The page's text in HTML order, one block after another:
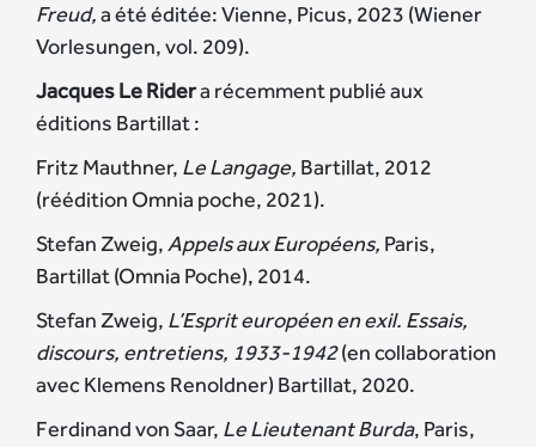
Freud,a été éditée: Vienne, Picus, 2023 (Wiener
Vorlesungen, vol. 209).
Jacques Le Ridera récemment publié aux
éditions Bartillat :
Fritz Mauthner, Le Langage, Bartillat, 2012
(réédition Omnia poche, 2021).
Stefan Zweig, Appels aux Européens, Paris,
Bartillat (Omnia Poche), 2014.
Stefan Zweig, L’Esprit européen en exil. Essais,
discours, entretiens, 1933-1942(en collaboration
avec Klemens Renoldner) Bartillat, 2020.
Ferdinand von Saar, Le Lieutenant Burda, Paris,